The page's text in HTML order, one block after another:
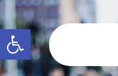
Abrir barra de